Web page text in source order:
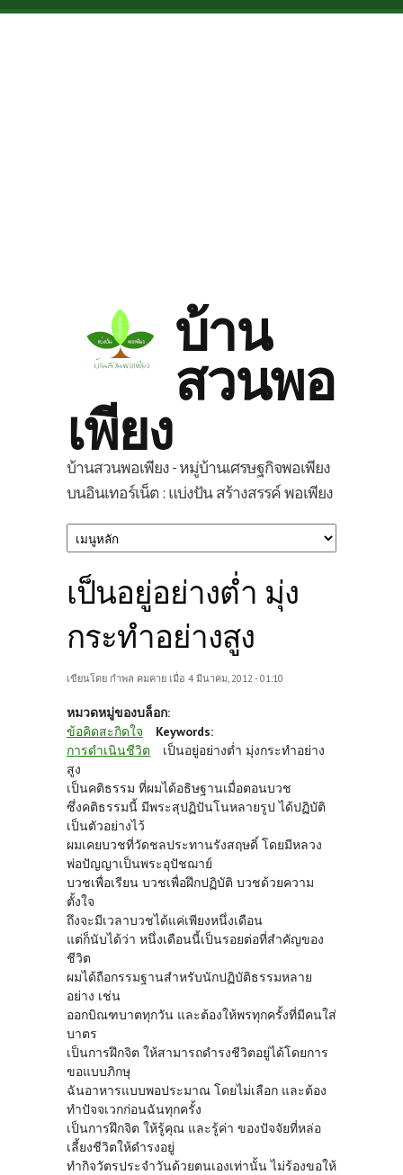
Skip to main content
บ้าน
สวนพอ
เพียง
บ้านสวนพอเพียง - หมู่บ้านเศรษฐกิจพอเพียง
บนอินเทอร์เน็ต : แบ่งปัน สร้างสรรค์ พอเพียง
เป็นอยู่อย่างต่ำ มุ่ง
กระทำอย่างสูง
เขียนโดย กำพล คมคาย เมื่อ 4 มีนาคม, 2012 - 01:10
หมวดหมู่ของบล็อก:
ข้อคิดสะกิดใจ
Keywords:
การดำเนินชีวิต
เป็นอยู่อย่างต่ำ มุ่งกระทำอย่าง
สูง
เป็นคติธรรม ที่ผมได้อธิษฐานเมื่อตอนบวช
ซึ่งคติธรรมนี้ มีพระสุปฏิปันโนหลายรูป ได้ปฏิบัติ
เป็นตัวอย่างไว้
ผมเคยบวชที่วัดชลประทานรังสฤษดิ์ โดยมีหลวง
พ่อปัญญาเป็นพระอุปัชฌาย์
บวชเพื่อเรียน บวชเพื่อฝึกปฏิบัติ บวชด้วยความ
ตั้งใจ
ถึงจะมีเวลาบวชได้แค่เพียงหนึ่งเดือน
แต่ก็นับได้ว่า หนึ่งเดือนนี้เป็นรอยต่อที่สำคัญของ
ชีวิต
ผมได้ถือกรรมฐานสำหรับนักปฏิบัติธรรมหลาย
อย่าง เช่น
ออกบิณฑบาตทุกวัน และต้องให้พรทุกครั้งที่มีคนใส่
บาตร
เป็นการฝึกจิต ให้สามารถดำรงชีวิตอยู่ได้โดยการ
ขอแบบภิกษุ
ฉันอาหารแบบพอประมาณ โดยไม่เลือก และต้อง
ทำปัจจเวกก่อนฉันทุกครั้ง
เป็นการฝึกจิต ให้รู้คุณ และรู้ค่า ของปัจจัยที่หล่อ
เลี้ยงชีวิตให้ดำรงอยู่
ทำกิจวัตรประจำวันด้วยตนเองเท่านั้น ไม่ร้องขอให้